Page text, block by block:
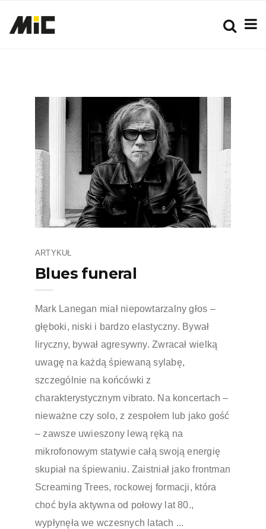
ARTYKUŁ
Blues funeral
Mark Lanegan miał niepowtarzalny głos –
głęboki, niski i bardzo elastyczny. Bywał
liryczny, bywał agresywny. Zwracał wielką
uwagę na każdą śpiewaną sylabę,
szczególnie na końcówki z
charakterystycznym vibrato. Na koncertach –
nieważne czy solo, z zespołem lub jako gość
– zawsze uwieszony lewą ręką na
mikrofonowym statywie całą swoją energię
skupiał na śpiewaniu. Zaistniał jako frontman
Screaming Trees, rockowej formacji, która
choć była aktywna od połowy lat 80.,
wypłynęła we wczesnych latach ...